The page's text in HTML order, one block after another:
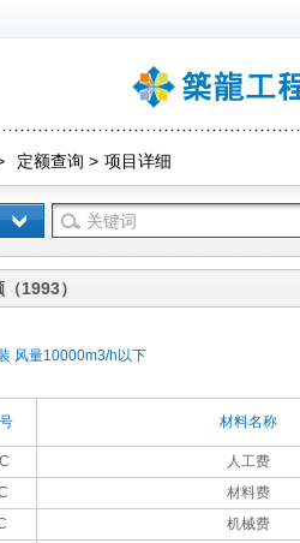
定额查询 > 项目详细
1993）
风量10000m3/h以下
材料名称
人工费
材料费
机械费